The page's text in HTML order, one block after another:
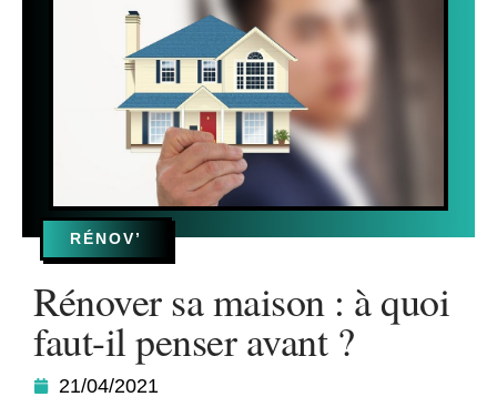
RÉNOV’
Rénover sa maison : à quoi
faut-il penser avant ?
21/04/2021